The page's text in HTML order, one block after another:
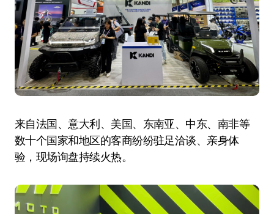
来自法国、意大利、美国、东南亚、中东、南非等
数十个国家和地区的客商纷纷驻足洽谈、亲身体
验，现场询盘持续火热。